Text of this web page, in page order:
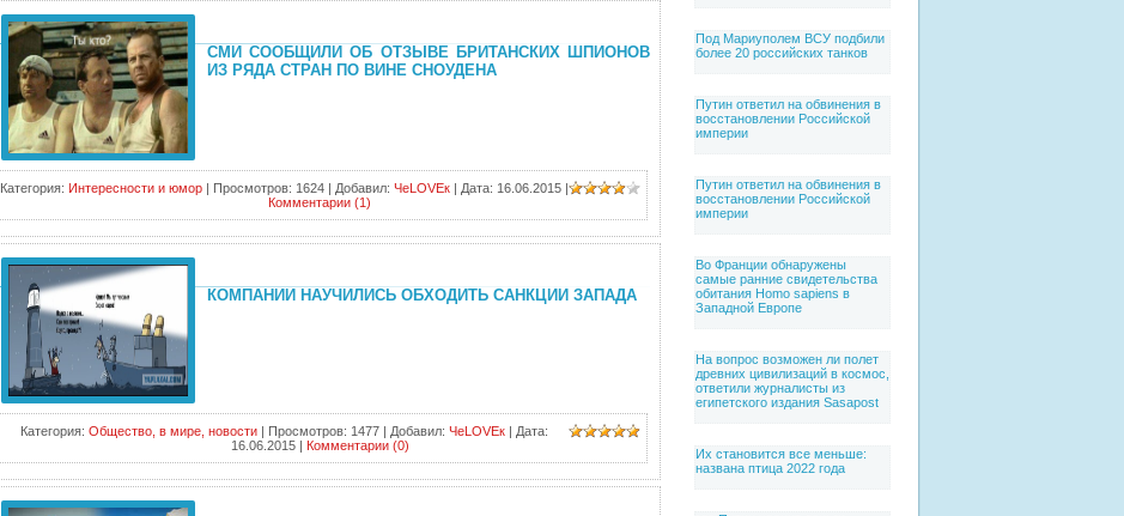
Под Мариуполем ВСУ подбили
более 20 российских танков
Путин ответил на обвинения в
восстановлении Российской
империи
Путин ответил на обвинения в
восстановлении Российской
империи
Во Франции обнаружены
самые ранние свидетельства
обитания Homo sapiens в
Западной Европе
На вопрос возможен ли полет
древних цивилизаций в космос,
ответили журналисты из
египетского издания Sasapost
Их становится все меньше:
названа птица 2022 года
СМИ СООБЩИЛИ ОБ ОТЗЫВЕ БРИТАНСКИХ ШПИОНОВ
ИЗ РЯДА СТРАН ПО ВИНЕ СНОУДЕНА
Категория: Интересности и юмор| Просмотров: 1624 | Добавил: ЧеLOVEк| Дата: 16.06.2015 |
Комментарии (1)
КОМПАНИИ НАУЧИЛИСЬ ОБХОДИТЬ САНКЦИИ ЗАПАДА
Категория: Общество, в мире, новости| Просмотров: 1477 | Добавил: ЧеLOVEк| Дата:
16.06.2015 | Комментарии (0)